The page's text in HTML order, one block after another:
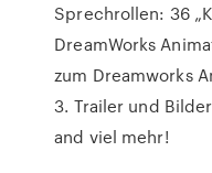
Sprechrollen: 36
DreamWorks
zum Dreamworks
3. Trailer und
and viel mehr!